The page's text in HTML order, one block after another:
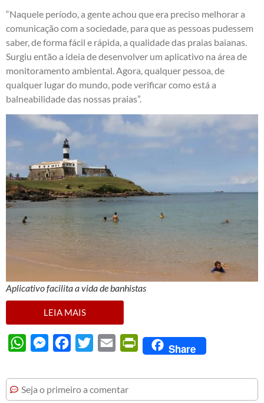
“Naquele período, a gente achou que era preciso melhorar a
comunicação com a sociedade, para que as pessoas pudessem
saber, de forma fácil e rápida, a qualidade das praias baianas.
Surgiu então a ideia de desenvolver um aplicativo na área de
monitoramento ambiental. Agora, qualquer pessoa, de
qualquer lugar do mundo, pode verificar como está a
balneabilidade das nossas praias”.
Aplicativo facilita a vida de banhistas
LEIA MAIS
WhatsAppMessengerFacebook
Twitter Email PrintFriendly
Share
Seja o primeiro a comentar